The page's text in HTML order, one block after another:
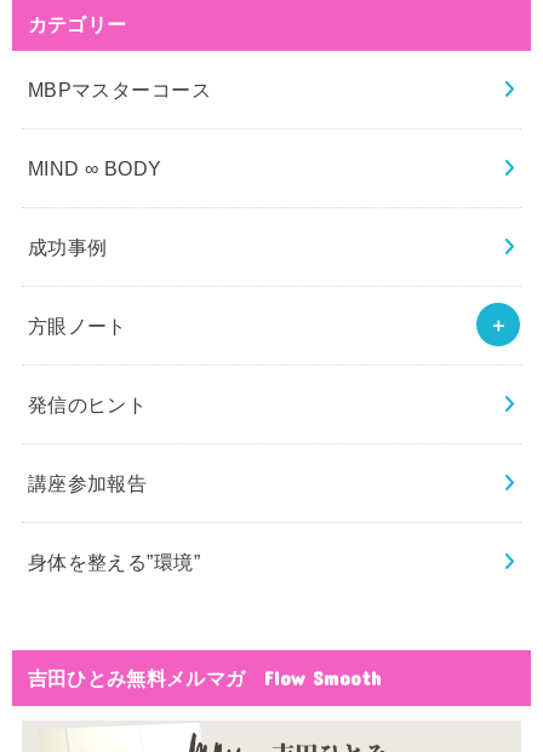
カテゴリー
MBPマスターコース
MIND ∞ BODY
成功事例
方眼ノート
発信のヒント
講座参加報告
身体を整える”環境”
吉田ひとみ無料メルマガ Flow Smooth